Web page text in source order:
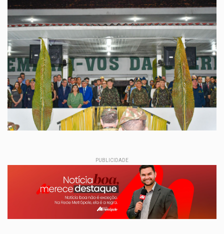
PUBLICIDADE